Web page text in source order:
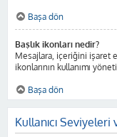
Başa dön
Başlık ikonları nedir?
Mesajlara, içeriğini işaret
ikonlarının kullanımı
Başa dön
Kullanıcı Seviyeleri